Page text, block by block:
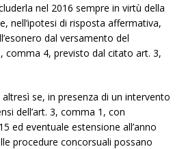
nel 2016 sempre in virtù della
nell’ipotesi di risposta affermativa,
dal versamento del
comma 4, previsto dal citato art. 3,
se, in presenza di un intervento
dell’art. 3, comma 1, con
ed eventuale estensione all’anno
procedure concorsuali possano